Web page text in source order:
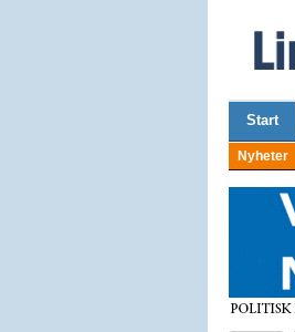
Start
Nyheter